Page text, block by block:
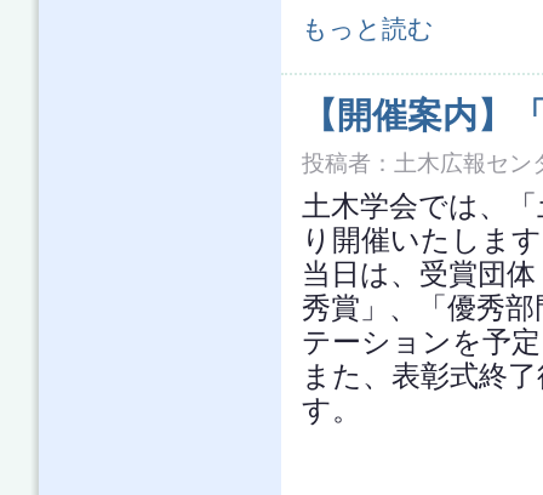
土木の広報に関するコンテスト 10/
もっと読む
【開催案内】
投稿者： 土木広報セン
土木学会では、
り開催いたしま
当日は、受賞団
秀賞」、「優秀
テーションを予
また、表彰式終
す。